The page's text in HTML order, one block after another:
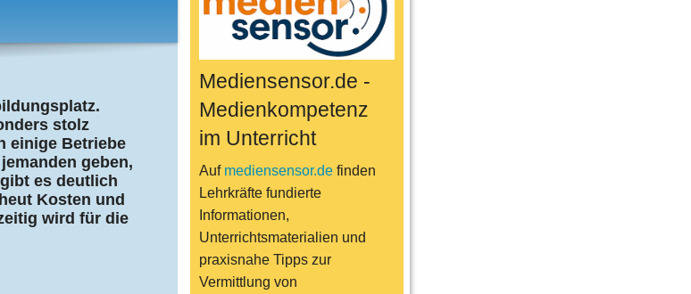
stolz
einige Betriebe
geben,
es deutlich
Kosten und
wird für die
Mediensensor.de -
Medienkompetenz
im Unterricht
Auf mediensensor.definden
Lehrkräfte fundierte
Informationen,
Unterrichtsmaterialien und
praxisnahe Tipps zur
Vermittlung von